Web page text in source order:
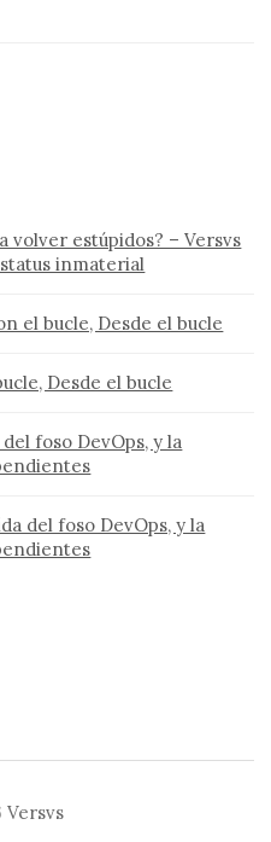
volver estúpidos? – Versvs
inmaterial
el bucle, Desde el bucle
Desde el bucle
foso DevOps, y la
del foso DevOps, y la
Versvs